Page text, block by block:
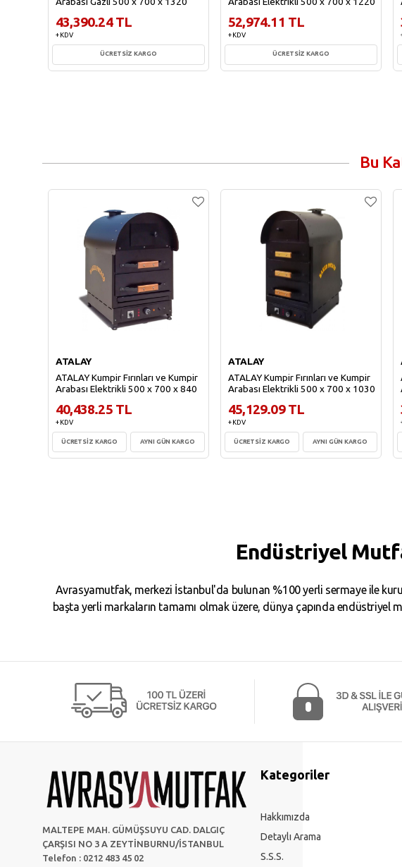
43,390.24 TL
+ KDV
ÜCRETSİZ KARGO
52,974.11 TL
+ KDV
ÜCRETSİZ KARGO
Bu
ATALAY
ATALAY Kumpir Fırınları ve Kumpir
Arabası Elektrikli 500 x 700 x 840
40,438.25 TL
+ KDV
ÜCRETSİZ KARGO AYNI GÜN KARGO
ATALAY
ATALAY Kumpir Fırınları ve Kumpir
Arabası Elektrikli 500 x 700 x 1030
45,129.09 TL
+ KDV
ÜCRETSİZ KARGO AYNI GÜN KARGO
Endüstriyel
Avrasyamutfak, merkezi İstanbul'da bulunan %100 yerli sermaye ile
başta yerli markaların tamamı olmak üzere, dünya çapında endüstriyel
MALTEPE MAH. GÜMÜŞSUYU CAD. DALGIÇ
ÇARŞISI NO 3 A ZEYTİNBURNU/İSTANBUL
Telefon : 0212 483 45 02
Kategoriler
Hakkımızda
Detaylı Arama
S.S.S.